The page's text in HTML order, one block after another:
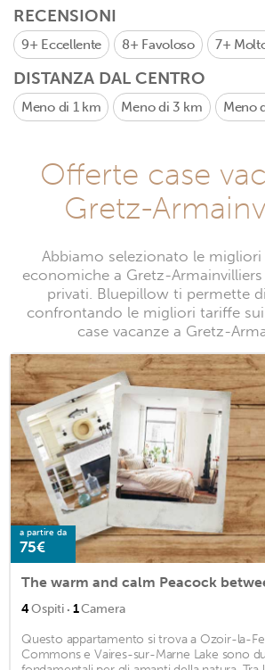
RECENSIONI
9+ Eccellente 8+ Favoloso 7+
DISTANZA DAL CENTRO
Meno di 1 km Meno di 3 km Meno
Offerte case
Gretz-
Abbiamo selezionato le migliori
economiche a Gretz-
privati. Bluepillow ti permette
confrontando le migliori tariffe
case vacanze a Gretz-
a partire da
75€
4Ospiti · 1Camera
Questo appartamento si trova a Ozoir-la-
Commons e Vaires-sur-Marne Lake sono